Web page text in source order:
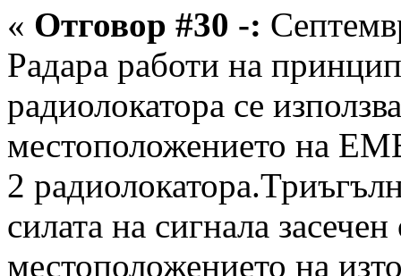
« Отговор #30 -:
Радара работи на
радиолокатора се
местоположението на
2
силата на сигнала
местоположението на